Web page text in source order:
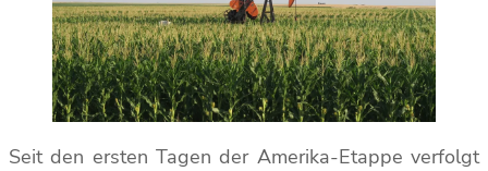
Seit den ersten Tagen der Amerika-Etappe verfolgt